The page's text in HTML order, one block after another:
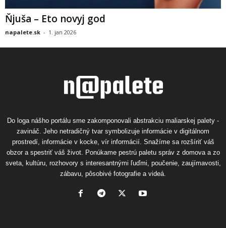
Ňjuša – Eto novyj god
napalete.sk - 1. jan 2026
Do loga nášho portálu sme zakomponovali abstrakciu maliarskej palety -
zavináč. Jeho netradičný tvar symbolizuje informácie v digitálnom
prostredí, informácie v kocke, vír informácií. Snažíme sa rozšíriť váš
obzor a spestriť váš život. Ponúkame pestrú paletu správ z domova a zo
sveta, kultúru, rozhovory s interesantnými ľuďmi, poučenie, zaujímavosti,
zábavu, pôsobivé fotografie a videá.